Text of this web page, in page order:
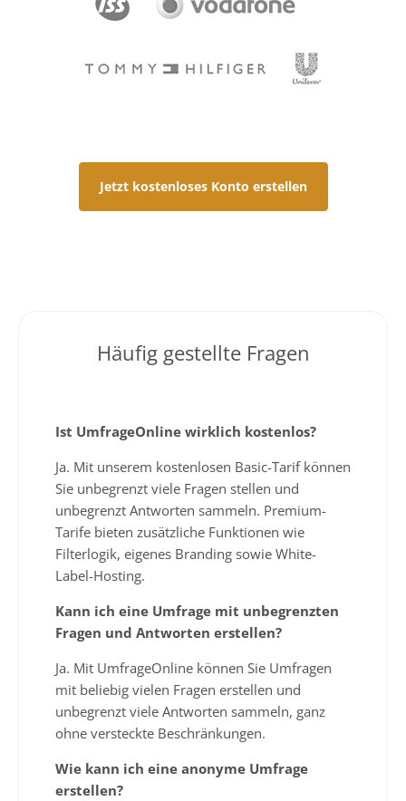
Jetzt kostenloses Konto erstellen
Häufig gestellte Fragen
Ist UmfrageOnline wirklich kostenlos?
Ja. Mit unserem kostenlosen Basic-Tarif können
Sie unbegrenzt viele Fragen stellen und
unbegrenzt Antworten sammeln. Premium-
Tarife bieten zusätzliche Funktionen wie
Filterlogik, eigenes Branding sowie White-
Label-Hosting.
Kann ich eine Umfrage mit unbegrenzten
Fragen und Antworten erstellen?
Ja. Mit UmfrageOnline können Sie Umfragen
mit beliebig vielen Fragen erstellen und
unbegrenzt viele Antworten sammeln, ganz
ohne versteckte Beschränkungen.
Wie kann ich eine anonyme Umfrage
erstellen?